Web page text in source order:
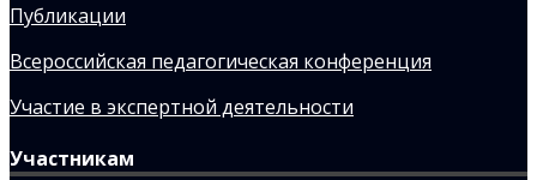
Публикации
Всероссийская педагогическая конференция
Участие в экспертной деятельности
Участникам